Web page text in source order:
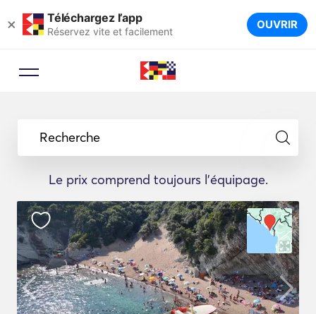
× Téléchargez l’app
Réservez vite et facilement OUVRIR
Recherche
Le prix comprend toujours l'équipage.